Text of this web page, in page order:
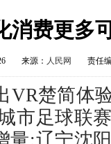
消费更多
来源： 人民网 责任
楚简体验
市足球联
量;辽宁沈